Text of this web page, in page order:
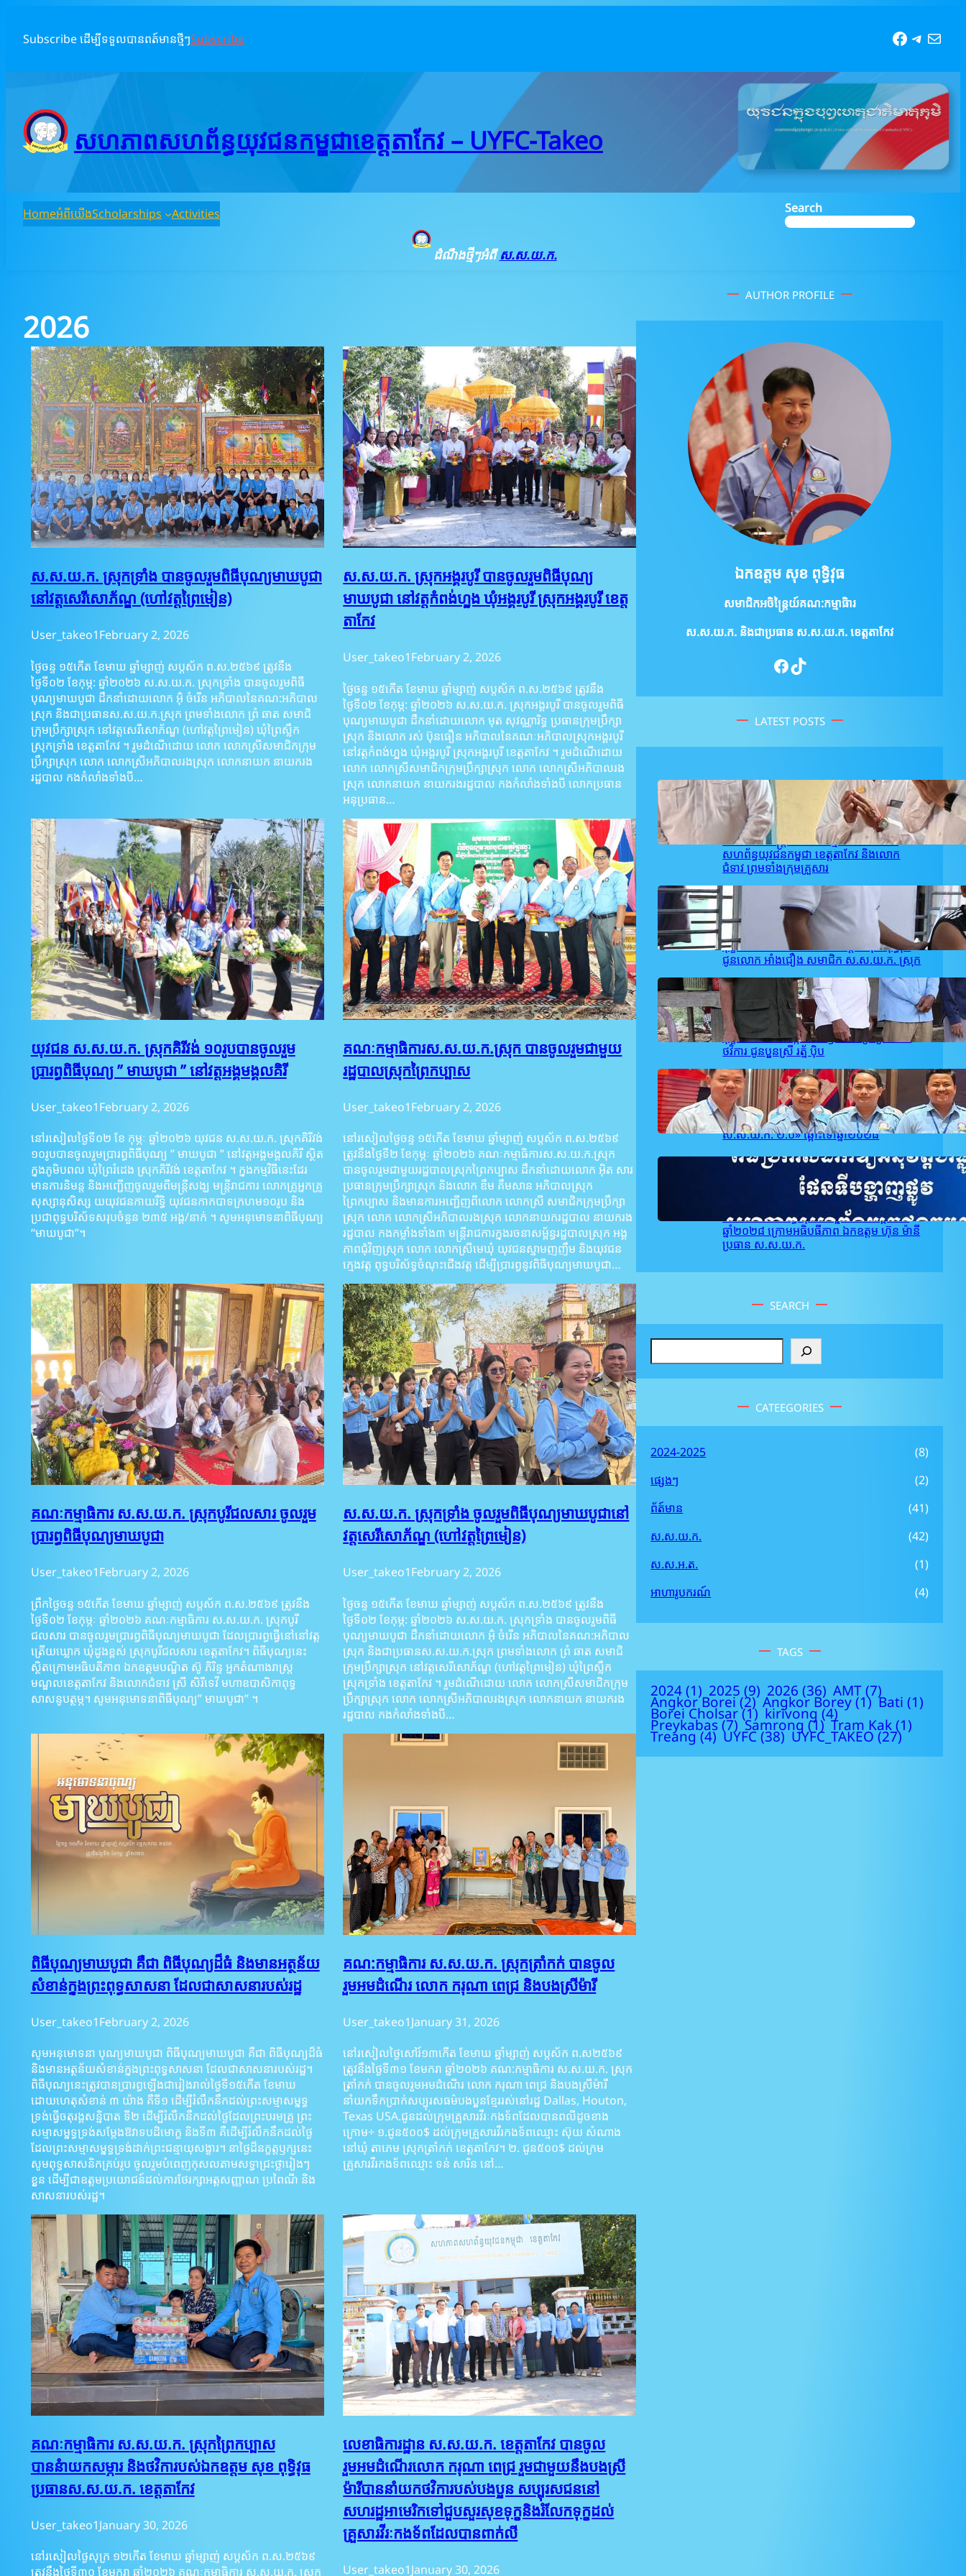
content
Subscribe ដើម្បីទទួលបានពត៍មានថ្មីៗSubscribe Mail
សហភាពសហព័ន្ធយុវជនកម្ពុជាខេត្តតាកែវ – UYFC-Takeo
HomeអំពីយើងScholarships Activities Search
ដំណឹងថ្មីៗអំពីស.ស.យ.ក.
2026
ស.ស.យ.ក. ស្រុកទ្រាំង បានចូលរួមពិធីបុណ្យមាឃបូជា
នៅវត្តសេរីសោភ័ណ្ឌ (ហៅវត្តព្រៃមៀន)
User_takeo1February 2, 2026
ថ្ងៃចន្ទ ១៥កើត ខែមាឃ ឆ្នាំម្សាញ់ សប្តស័ក ព.ស.២៥៦៩ ត្រូវនឹង
ថ្ងៃទី០២ ខែកុម្ភ: ឆ្នាំ២០២៦ ស.ស.យ.ក. ស្រុកទ្រាំង បានចូលរួមពិធី
បុណ្យមាឃបូជា ដឹកនាំដោយលោក អ៊ុំ ចំរើន អភិបាលនៃគណ:អភិបាល
ស្រុក និងជាប្រធានស.ស.យ.ក.ស្រុក ព្រមទាំងលោក ព្រំ ឆាត សមាជិ
ក្រុមប្រឹក្សាស្រុក នៅវត្តសេរីសោភ័ណ្ឌ (ហៅវត្តព្រៃមៀន) ឃុំព្រៃស្លឹក
ស្រុកទ្រាំង ខេត្តតាកែវ ។ រួមដំណើដោយ លោក លោកស្រីសមាជិកក្រុម
ប្រឹក្សាស្រុក លោក លោកស្រីអភិបាលរងស្រុក លោកនាយក នាយករង
រដ្ឋបាល កងកំលាំងទាំងបី…
ស.ស.យ.ក. ស្រុកអង្គរបូរី បានចូលរួមពិធីបុណ្យ
មាឃបូជា នៅវត្តកំពង់ហ្លួង ឃុំអង្គរបូរី ស្រុកអង្គរបូរី ខេត្ត
តាកែវ
User_takeo1February 2, 2026
ថ្ងៃចន្ទ ១៥កើត ខែមាឃ ឆ្នាំម្សាញ់ សប្តស័ក ព.ស.២៥៦៩ ត្រូវនឹង
ថ្ងៃទី០២ ខែកុម្ភ: ឆ្នាំ២០២៦ ស.ស.យ.ក. ស្រុកអង្គរបូរី បានចូលរួមពិធី
បុណ្យមាឃបូជា ដឹកនាំដោយលោក មុត សុវណ្ណារិទ្ធ ប្រធានក្រុមប្រឹក្សា
ស្រុក និងលោក រស់ ប៊ុនធឿន អភិបាលនៃគណៈអភិបាលស្រុកអង្គរបូរី
នៅវត្តកំពង់ហ្លួង ឃុំអង្គរបូរី ស្រុកអង្គរបូរី ខេត្តតាកែវ ។ រួមដំណើដោយ
លោក លោកស្រីសមាជិកក្រុមប្រឹក្សាស្រុក លោក លោកស្រីអភិបាលរង
ស្រុក លោកនាយក នាយករងរដ្ឋបាល កងកំលាំងទាំងបី លោកប្រធាន
អនុប្រធាន…
យុវជន ស.ស.យ.ក. ស្រុកគិរីវង់ ១០រូបបានចូលរួម
ប្រារព្ធពិធីបុណ្យ ” មាឃបូជា ” នៅវត្តអង្គមង្គលគិរី
User_takeo1February 2, 2026
នៅរសៀលថ្ងៃទី០២ ខែ កុម្ភៈ ឆ្នាំ២០២៦ យុវជន ស.ស.យ.ក. ស្រុកគិរីវង់
១០រូបបានចូលរួមប្រារព្ធពិធីបុណ្យ ” មាឃបូជា ” នៅវត្តអង្គមង្គលគិរី ស្ថិត
ក្នុងភូមិបពល ឃុំព្រៃរំដេង ស្រុកគិរីវង់ ខេត្តតាកែវ ។ ក្នុងកម្មវិធីនេះដែរ
មានការនិមន្ត​ និងអញ្ជើញចូលរួមពីមន្ត្រីសង្ឃ មន្រ្តីរាជការ លោកគ្រូ​​អ្នកគ្រូ​
សុស្សានុសិស្ស យយុវជនកាយរឹទ្ធិ យុវជនកាកបាទក្រហម១០រូប និង
ប្រជាពុទ្ធបរិស័ទសរុបចំនួន ២៣៥ អង្គ/នាក់ ។ សូមអនុមោទនាពិធីបុណ្យ
“មាឃបូជា”។
គណៈកម្មាធិការស.ស.យ.ក.ស្រុក បានចូលរួមជាមួយ
រដ្ឋបាលស្រុកព្រៃកប្បាស
User_takeo1February 2, 2026
នៅរសៀលថ្ងៃចន្ទ ១៥កើត ខែមាឃ ឆ្នាំម្សាញ់ សប្ដស័ក ព.ស.២៥៦៩
ត្រូវនឹងថ្ងៃទី២ ខែកុម្ភៈ ឆ្នាំ២០២៦ គណៈកម្មាធិការស.ស.យ.ក.ស្រុក
បានចូលរួមជាមួយរដ្ឋបាលស្រុកព្រៃកប្បាស ដឹកនាំដោយលោក អ៊ិត សារ
ប្រធានក្រុមប្រឹក្សាស្រុក និងលោក ឌឹម គឹមសាន អភិបាលស្រុក
ព្រៃកប្បាស និងមានការអញ្ជើញពីលោក លោកស្រី សមាជិកក្រុមប្រឹក្សា
ស្រុក លោក លោកស្រីអភិបាលរងស្រុក លោកនាយករដ្ឋបាល នាយករង
រដ្ឋបាល កងកម្លាំងទាំង៣ មន្ត្រីរាជការក្នុងរចនាសម្ព័ន្ធរដ្ឋបាលស្រុក អង្គ
ភាពជុំវិញស្រុក លោក លោកស្រីមេឃុំ យុវជនស្នាមញញឹម និងយុវជន
ក្មេងវត្ត ពុទ្ធបរិស័ទ្ធចំណុះជើងវត្ត ដើម្បីប្រារព្វនូវពិធីបុណ្យមាឃបូជា…
គណៈកម្មាធិការ​ ស.ស.យ.ក.​ ស្រុកបូរីជលសារ​ ចូលរួម​
ប្រារព្ធ​ពិធីបុណ្យមាឃបូជា
User_takeo1February 2, 2026
ព្រឹកថ្ងៃចន្ទ ១៥កើត ខែមាឃ ឆ្នាំម្សាញ់ សប្តស័ក ព.ស.២៥៦៩ ត្រូវនឹង
ថ្ងៃទី០២ ខែកុម្ភៈ ឆ្នាំ២០២៦ គណៈកម្មាធិការ​ ស.ស.យ.ក.​ ស្រុកបូរី
ជលសារ​ បានចូលរួម​ប្រារព្ធ​ពិធីបុណ្យមាឃបូជា​ ដែល​ប្រារព្ធ​ធ្វេីនៅនៅ​វត្ត
ត្រេីយឃ្លោក​ ឃុំ​ដូងខ្ពស់​ ស្រុកបូរីជលសារ​ ខេត្តតាកែវ​។ ពិធីបុណ្យនេះ
ស្ថិតក្រោម​អធិបតីភាព​ ឯកឧត្ដមបណ្ឌិត ស៊ូ ភិរិន្ទ អ្នកតំណាងរាស្ត្រ
មណ្ឌលខេត្តតាកែវ និងលោកជំទាវ ស្រី សិរីទេវី មហាឧបាសិកាពុទ្ធ
សាសនូបត្ថម្ភ។ សូមអនុមោទនាពិធីបុណ្យ” មាឃបូជា” ។
ស.ស.យ.ក. ស្រុកទ្រាំង ចូលរួមពិធីបុណ្យមាឃបូជានៅ
វត្តសេរីសោភ័ណ្ឌ (ហៅវត្តព្រៃមៀន)
User_takeo1February 2, 2026
ថ្ងៃចន្ទ ១៥កើត ខែមាឃ ឆ្នាំម្សាញ់ សប្តស័ក ព.ស.២៥៦៩ ត្រូវនឹង
ថ្ងៃទី០២ ខែកុម្ភ: ឆ្នាំ២០២៦ ស.ស.យ.ក. ស្រុកទ្រាំង បានចូលរួមពិធី
បុណ្យមាឃបូជា ដឹកនាំដោយលោក អ៊ុំ ចំរើន អភិបាលនៃគណ:អភិបាល
ស្រុក និងជាប្រធានស.ស.យ.ក.ស្រុក ព្រមទាំងលោក ព្រំ ឆាត សមាជិ
ក្រុមប្រឹក្សាស្រុក នៅវត្តសេរីសោភ័ណ្ឌ (ហៅវត្តព្រៃមៀន) ឃុំព្រៃស្លឹក
ស្រុកទ្រាំង ខេត្តតាកែវ ។ រួមដំណើដោយ លោក លោកស្រីសមាជិកក្រុម
ប្រឹក្សាស្រុក លោក លោកស្រីអភិបាលរងស្រុក លោកនាយក នាយករង
រដ្ឋបាល កងកំលាំងទាំងបី…
ពិធីបុណ្យមាឃបូជា គឺជា ពិធីបុណ្យដ៏ធំ និងមានអត្ថន័យ
សំខាន់ក្នុងព្រះពុទ្ធសាសនា ដែលជាសាសនារបស់រដ្ឋ
User_takeo1February 2, 2026
សូមអនុមោទនា បុណ្យមាឃបូជា ពិធីបុណ្យមាឃបូជា គឺជា ពិធីបុណ្យដ៏ធំ
និងមានអត្ថន័យសំខាន់ក្នុងព្រះពុទ្ធសាសនា ដែលជាសាសនារបស់រដ្ឋ។
ពិធីបុណ្យនេះត្រូវបានប្រារព្ធឡើងជារៀងរាល់ថ្ងៃទី១៥កើត ខែមាឃ
ដោយហេតុសំខាន់ ៣ យ៉ាង គឺទី១ ដើម្បីរំលឹកនឹកដល់ព្រះសម្មាសម្ពុទ្ធ
ទ្រង់ធ្វើចតុរង្គសន្និបាត ទី២ ដើម្បីរំលឹកនឹកដល់ថ្ងៃដែលព្រះបរមគ្រូ ព្រះ
សម្មាសម្ពុទ្ធទ្រង់សម្ដែងឱវាទបដិមោក្ខ និងទី៣ គឺដើម្បីរំលឹកនឹកដល់ថ្ងៃ
ដែលព្រះសម្មាសម្ពុទ្ធទ្រង់ដាក់ព្រះជន្មាយុសង្ខារ។ នាថ្ងៃដ៏នក្ខត្តឫក្សនេះ
សូមពុទ្ធសាសនិកគ្រប់រូប ចូលរួមបំពេញកុសលតាមសទ្ធាជ្រះថ្លារៀងៗ
ខ្លួន ដើម្បីជាឧត្តមប្រយោជន៍ដល់ការថែរក្សាអត្តសញ្ញាណ ប្រពៃណី និង
សាសនារបស់រដ្ឋ។
គណ:កម្មាធិការ ស.ស.យ.ក. ស្រុកត្រាំកក់ បានចូល
រួមអមដំណើរ លោក ករុណា ពេជ្រ និងបងស្រីម៉ារី
User_takeo1January 31, 2026
នៅរសៀលថ្ងៃសៅរ៍១៣កើត ខែមាឃ ឆ្នាំម្សាញ់ សប្តស័ក ព.ស២៥៦៩
ត្រូវនឹងថ្ងៃទី៣១ ខែមករា ឆ្នាំ២០២៦ គណ:កម្មាធិការ ស.ស.យ.ក. ស្រុក
ត្រាំកក់ បានចូលរួមអមដំណើរ លោក ករុណា ពេជ្រ និងបងស្រីម៉ារី
នាំយកទឹកប្រាក់សប្បុរសធម៌បងប្អូនខ្មែររស់នៅរដ្ឋ Dallas, Houton,
Texas USA.ជូនដល់ក្រុមគ្រួសារវីរៈកងទ័ពដែលបានពលីដូចខាង
ក្រោម÷ ១.ជូន៥០០$ ដល់ក្រុមគ្រួសារវីរកងទ័ពឈ្មោះ ស៊ុយ សំណាង
នៅឃុំ តាភេម ស្រុកត្រាំកក់ ខេត្តតាកែវ។ ២. ជូន៥០០$ ដល់ក្រម
គ្រួសារវីរកងទ័ពឈ្មោះ ទន់ សារិន នៅ…
គណៈកម្មាធិការ ស.ស.យ.ក. ស្រុកព្រៃកប្បាស
បាននំាយកសម្ភារ និងថវិការបស់ឯកឧត្តម សុខ ពុទ្ធិវុធ
ប្រធានស.ស.យ.ក. ខេត្តតាកែវ
User_takeo1January 30, 2026
នៅរសៀលថ្ងៃសុក្រ ១២កើត ខែមាឃ ឆ្នាំម្សាញ់ សប្តស័ក ព.ស.២៥៦៩
ត្រូវនឹងថ្ងៃទី៣០ ខែមករា ឆ្នាំ២០២៦ គណៈកម្មាធិការ ស.ស.យ.ក. ស្រុក
លេខាធិការដ្ឋាន ស.ស.យ.ក. ខេត្តតាកែវ បានចូល
រួមអមដំណើរលោក ករុណា ពេជ្រ រួមជាមួយនឹងបងស្រី
ម៉ារីបាននាំយកថវិការបស់បងប្អូន សប្បុរសជននៅ
សហរដ្ឋអាមេរិកទៅជួបសួរសុខទុក្ខនិងរំលែកទុក្ខដល់
គ្រួសារវីរៈកងទ័ពដែលបានពាក់លី
User_takeo1January 30, 2026
AUTHOR PROFILE
ឯកឧត្ដម សុខ ពុទ្ធិវុធ
សមាជិកអចិន្ត្រៃយ៍គណ:កម្មាធិារ
ស.ស.យ.ក. និងជាប្រធាន ស.ស.យ.ក. ខេត្តតាកែវ
Facebook TikTok
LATEST POSTS
February 27, 2026.user_takeo1
ឯកឧត្តម សុខ ពុទ្ធិវុធ បានអញ្ជើញគោរព
វិញ្ញាណក្ខន្ធម្តាយរបស់ ឯកឧត្តម ស្រី ច័ន្ទប៉ូរ៉ាត់
សមាជិកអចិន្រ្តៃយ៍គណៈកម្មាធិកាសហភាព
សហព័ន្ធយុវជនកម្ពុជា ខេត្តតាកែវ និងលោក
ជំទាវ ព្រមទាំងក្រុមគ្រួសារ
February 26, 2026.user_takeo1
គណៈកម្មាធិការ ស.ស.យ.ក. ស្រុកអង្គរបូរី
ដឹកនាំដោយលោក ជា សម្បត្តិ បានចុះសួរសុខ
ទុក្ខ និងនាំយកថវិការបស់ឯកឧត្តម សុខ ពុទ្ធិវុធ
ជូនលោក អាំង​ជឿង សមាជិក ស.ស.យ.ក. ស្រុក
February 26, 2026.user_takeo1
គណៈកម្មាធិការ ស.ស.យ.ក. ស្រុកអង្គរបូរី
ដឹកនាំដោយលោក ជា សម្បត្តិ បានចុះសួរសុខ
ទុក្ខ និងនាំយក អង្ករ ៥០kg មី ទឹកត្រី ព្រមទាំង
ថវិការ ជូនប្អូនស្រី រត្ន័ ប៉ិប
February 22, 2026.user_takeo1
ស.ស.យ.ក. ខេត្តតាកែវ បានចូលរួមក្នុងពិធី
ប្រកាសដាក់ឱ្យអនុវត្តជាផ្លូវការ «ផែនទីបង្ហាញផ្លូវ
ស.ស.យ.ក. ២.០» ឆ្ពោះទៅឆ្នាំ២០២៨
February 21, 2026.user_takeo1
សហភាពសហព័ន្ធយុវជនកម្ពុជា នឹងរៀបចំពិធី
ប្រកាសដាក់ឱ្យអនុវត្តជាផ្លូវការផែនទីបង្ហាញផ្លូវ
សហភាពសហព័ន្ធយុវជនកម្ពុជា ២.០ ឆ្ពោះទៅ
ឆ្នាំ២០២៨ ក្រោមអធិបធីភាព ឯកឧត្តម ហ៊ុន ម៉ានី
ប្រធាន ស.ស.យ.ក.
SEARCH
e
a
h
CATEEGORIES
2024-2025
(8)
ផ្សេងៗ
(2)
ព័ត៍មាន
(41)
ស.ស.យ.ក.
(42)
ស.ស.អ.ត.
(1)
អាហារូបករណ៍
(4)
TAGS
2024 (1) 2025 (9) 2026 (36) AMT (7)
Angkor Borei (2) Angkor Borey (1) Bati (1)
Borei Cholsar (1) kirivong (4)
Preykabas (7) Samrong (1) Tram Kak (1)
Treang (4) UYFC (38) UYFC_TAKEO (27)